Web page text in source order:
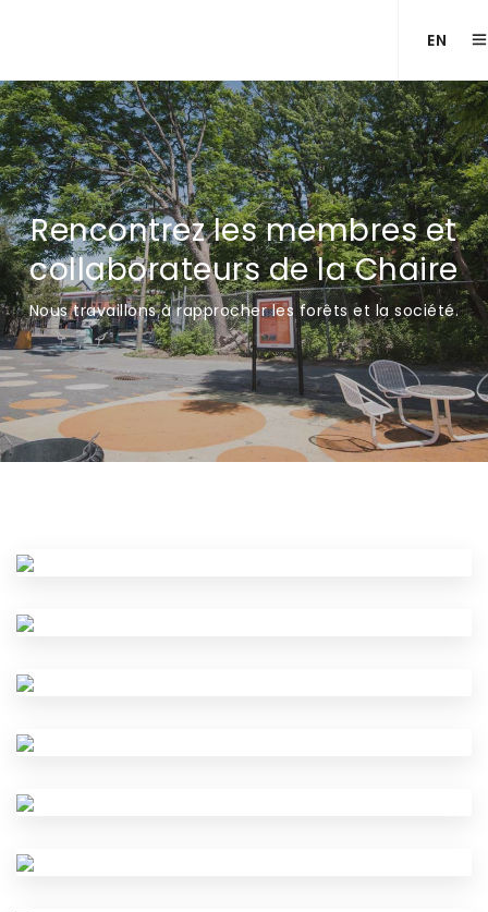
EN
Rencontrez les membres et
collaborateurs de la Chaire
Nous travaillons à rapprocher les forêts et la société.